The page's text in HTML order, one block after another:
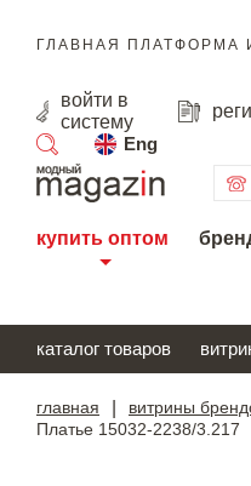
ГЛАВНАЯ ПЛАТФОРМА
войти в
систему
Eng
поиск
купить оптом
каталог товаров
главная витрины
Платье 15032-2238/3.217